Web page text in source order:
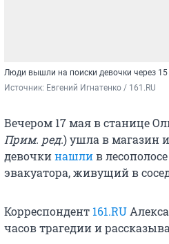
Люди вышли на поиски девочки через
Источник: Евгений Игнатенко / 161.RU
Вечером 17 мая в станице
Прим. ред.) ушла в магазин
девочкинашлив
эвакуатора, живущий в
Корреспондент 161.RU
часов трагедии и